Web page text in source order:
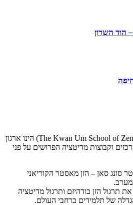
הוד השרון
בית הספר לזן – "קואן אום" (The Kwan Um School of Zen) הינו ארגון
וקבוצות מדיטציה הפרושים על פני
סונג סאן – הזן מאסטר הקוריאני
תרגול הזן בודהיזם ותרגול מדיטציה
של תלמידים ברחבי העולם.